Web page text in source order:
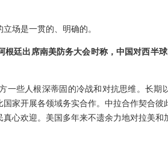
场是一贯的、明确的。
廷出席南美防务大会时称，中国对西半
一些人根深蒂固的冷战和对抗思维。长期
家开展各领域务实合作。中拉合作契合彼
心欢迎。美国多年来不遗余力地对拉美和